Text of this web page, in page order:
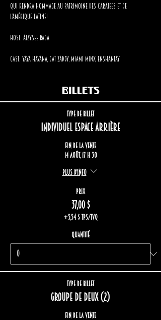
qui rendra hommage au patrimoine des Caraïbes et de
l’Amérique latine!
Host: Aizysee Baga
Cast: YaYa Havana, Cat Zaddy, Miami Minx, Enshantay
Billets
Type de billet
Individuel espace arrière
Fin de la vente
14 août, 17 h 30
Plus d'info
Prix
37,00 $
+5,54 $ TPS/TVQ
Quantité
Type de billet
Groupe de deux (2)
Fin de la vente